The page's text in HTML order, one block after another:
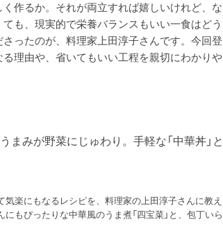
作るか。それが両立すれば嬉しいけれど、な
も、現実的で栄養バランスもいい一食はどう
ったのが、料理家上田淳子さんです。今回登
理由や、省いてもいい工程を親切にわかりや
まみが野菜にじゅわり。手軽な「中華丼」と
楽にもなるレシピを、料理家の上田淳子さんに教え
もぴったりな中華風のうま煮「四宝菜」と、包丁いら